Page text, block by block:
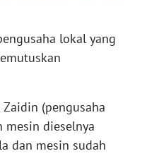
lokal yang
(pengusaha
mesin dieselnya
dan mesin sudah